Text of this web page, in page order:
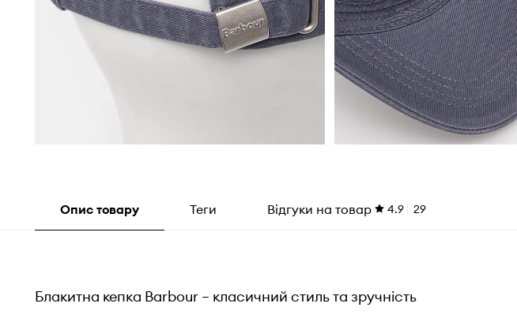
Опис товару Теги Відгуки на товар 4.9 29
Блакитна кепка Barbour – класичний стиль та зручність